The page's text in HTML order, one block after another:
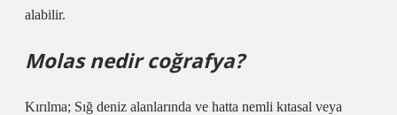
alabilir.
Molas nedir coğrafya?
Kırılma; Sığ deniz alanlarında ve hatta nemli kıtasal veya